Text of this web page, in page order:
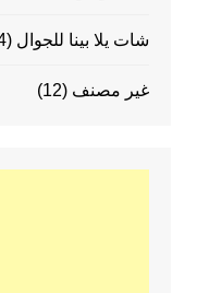
شات يلا بينا للجوال (4)
غير مصنف (12)